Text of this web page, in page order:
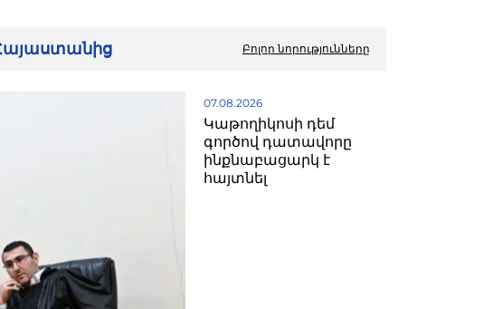
Հայաստանից Բոլոր նորությունները
07.08.2026
Կաթողիկոսի դեմ
գործով դատավորը
ինքնաբացարկ է
հայտնել